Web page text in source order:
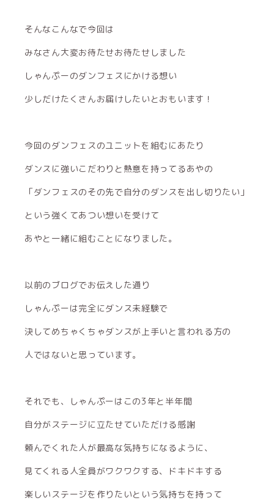
そんなこんなで今回は
みなさん大変お待たせお待たせしました
しゃんぷーのダンフェスにかける想い
少しだけたくさんお届けしたいとおもいます！
今回のダンフェスのユニットを組むにあたり
ダンスに強いこだわりと熱意を持ってるあやの
「ダンフェスのその先で自分のダンスを出し切りたい」
という強くてあつい想いを受けて
あやと一緒に組むことになりました。
以前のブログでお伝えした通り
しゃんぷーは完全にダンス未経験で
決してめちゃくちゃダンスが上手いと言われる方の
人ではないと思っています。
それでも、しゃんぷーはこの3年と半年間
自分がステージに立たせていただける感謝
頼んでくれた人が最高な気持ちになるように、
見てくれる人全員がワクワクする、ドキドキする
楽しいステージを作りたいという気持ちを持って